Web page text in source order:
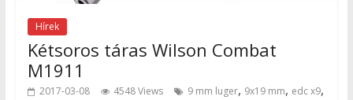
Hírek
Kétsoros táras Wilson Combat
M1911
2017-03-08 4548 Views 9 mm luger, 9x19 mm, edc x9,